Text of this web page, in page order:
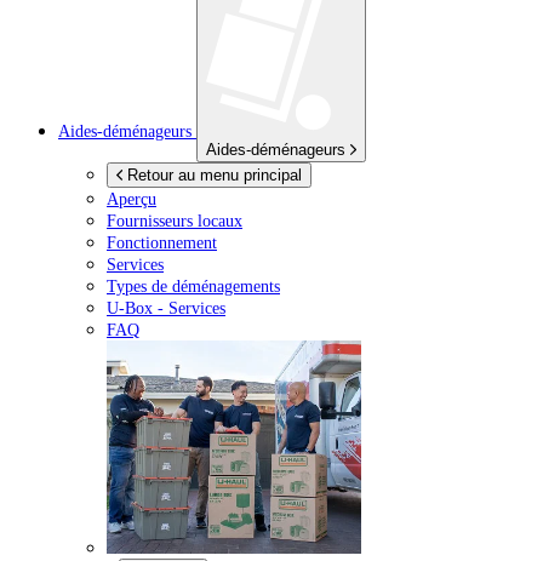
Aides-déménageurs
Aides-déménageurs
Retour au menu principal
Aperçu
Fournisseurs locaux
Fonctionnement
Services
Types de déménagements
U-Box - Services
FAQ